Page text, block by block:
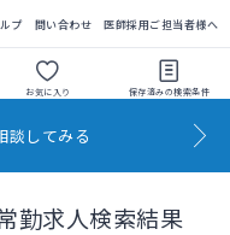
プ 問い合わせ 医師採用ご担当者様へ
お気に入り 保存済みの検索条件
談してみる
勤求人検索結果